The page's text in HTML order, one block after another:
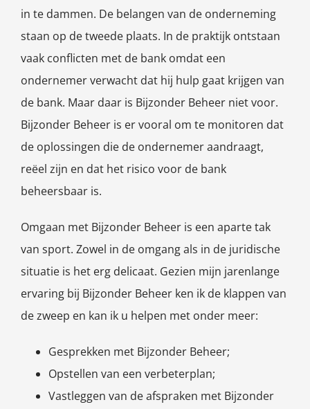
in te dammen. De belangen van de onderneming
staan op de tweede plaats. In de praktijk ontstaan
vaak conflicten met de bank omdat een
ondernemer verwacht dat hij hulp gaat krijgen van
de bank. Maar daar is Bijzonder Beheer niet voor.
Bijzonder Beheer is er vooral om te monitoren dat
de oplossingen die de ondernemer aandraagt,
reëel zijn en dat het risico voor de bank
beheersbaar is.
Omgaan met Bijzonder Beheer is een aparte tak
van sport. Zowel in de omgang als in de juridische
situatie is het erg delicaat. Gezien mijn jarenlange
ervaring bij Bijzonder Beheer ken ik de klappen van
de zweep en kan ik u helpen met onder meer:
Gesprekken met Bijzonder Beheer;
Opstellen van een verbeterplan;
Vastleggen van de afspraken met Bijzonder